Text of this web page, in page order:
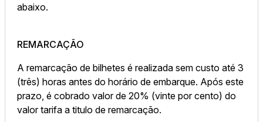
abaixo.
REMARCAÇÃO
A remarcação de bilhetes é realizada sem custo até 3
(três) horas antes do horário de embarque. Após este
prazo, é cobrado valor de 20% (vinte por cento) do
valor tarifa a titulo de remarcação.